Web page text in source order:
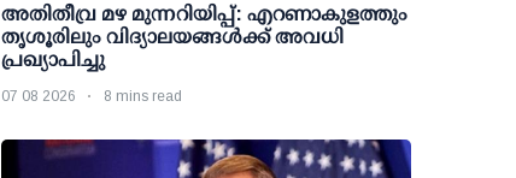
അതിതീവ്ര മഴ മുന്നറിയിപ്പ്: എറണാകുളത്തും
തൃശൂരിലും വിദ്യാലയങ്ങള്‍ക്ക് അവധി
പ്രഖ്യാപിച്ചു
07 08 2026 8 mins read